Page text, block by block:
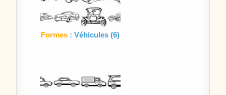
Formes : Véhicules (6)